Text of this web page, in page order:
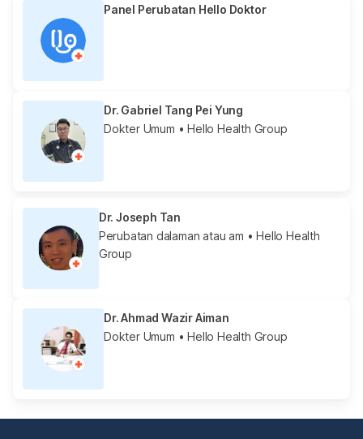
Panel Perubatan Hello Doktor
Dr. Gabriel Tang Pei Yung
Dokter Umum • Hello Health Group
Dr. Joseph Tan
Perubatan dalaman atau am • Hello Health
Group
Dr. Ahmad Wazir Aiman
Dokter Umum • Hello Health Group